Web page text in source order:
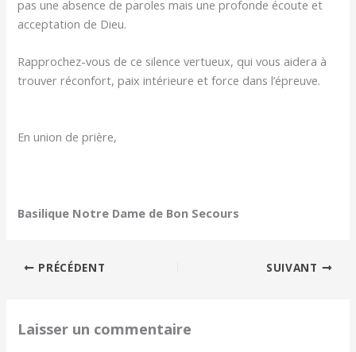
pas une absence de paroles mais une profonde écoute et
acceptation de Dieu.
Rapprochez-vous de ce silence vertueux, qui vous aidera à
trouver réconfort, paix intérieure et force dans l’épreuve.
En union de prière,
Basilique Notre Dame de Bon Secours
PRÉCÉDENT SUIVANT
Laisser un commentaire